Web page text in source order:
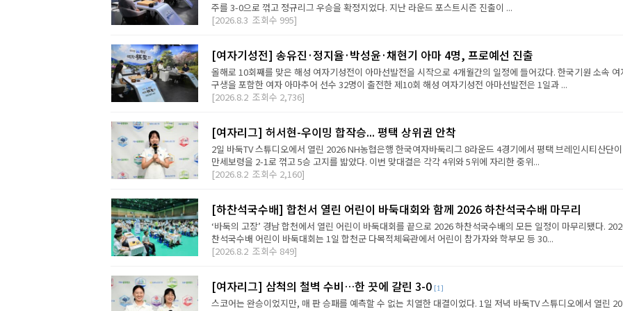
주를 3-0으로 꺾고 정규리그 우승을 확정지었다. 지난 라운드 포스트시즌 진출이 ...
[2026.8.3 조회수 995]
[여자기성전] 송유진·정지율·박성윤·채현기 아마 4명, 프로예선 진출
올해로 10회째를 맞은 해성 여자기성전이 아마선발전을 시작으로 4개월간의 일정에 들어갔다. 한국기원 소속 여
구생을 포함한 여자 아마추어 선수 32명이 출전한 제10회 해성 여자기성전 아마선발전은 1일과 ...
[2026.8.2 조회수 2,736]
[여자리그] 허서현-우이밍 합작승... 평택 상위권 안착
2일 바둑TV 스튜디오에서 열린 2026 NH농협은행 한국여자바둑리그 8라운드 4경기에서 평택 브레인시티산단
만세보령을 2-1로 꺾고 5승 고지를 밟았다. 이번 맞대결은 각각 4위와 5위에 자리한 중위...
[2026.8.2 조회수 2,160]
[하찬석국수배] 합천서 열린 어린이 바둑대회와 함께 2026 하찬석국수배 마무리
‘바둑의 고장’ 경남 합천에서 열린 어린이 바둑대회를 끝으로 2026 하찬석국수배의 모든 일정이 마무리됐다.
찬석국수배 어린이 바둑대회는 1일 합천군 다목적체육관에서 어린이 참가자와 학부모 등 30...
[2026.8.2 조회수 849]
[여자리그] 삼척의 철벽 수비…한 끗에 갈린 3-0 [1]
스코어는 완승이었지만, 매 판 승패를 예측할 수 없는 치열한 대결이었다. 1일 저녁 바둑TV 스튜디오에서 열린